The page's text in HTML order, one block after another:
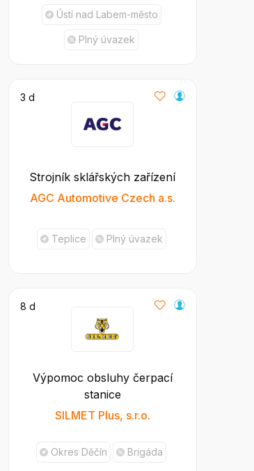
Ústí nad Labem-město
Plný úvazek
3 d
Strojník sklářských zařízení
AGC Automotive Czech a.s.
Teplice Plný úvazek
8 d
Výpomoc obsluhy čerpací
stanice
SILMET Plus, s.r.o.
Okres Děčín Brigáda